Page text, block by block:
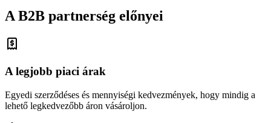
A B2B partnerség előnyei
A legjobb piaci árak
Egyedi szerződéses és mennyiségi kedvezmények, hogy mindig a
lehető legkedvezőbb áron vásároljon.